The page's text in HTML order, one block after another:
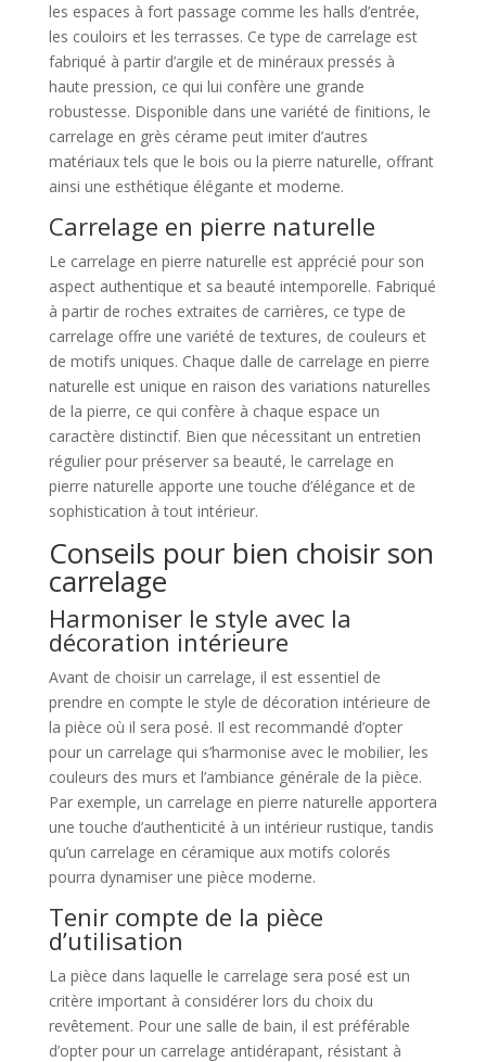
les espaces à fort passage comme les halls d’entrée,
les couloirs et les terrasses. Ce type de carrelage est
fabriqué à partir d’argile et de minéraux pressés à
haute pression, ce qui lui confère une grande
robustesse. Disponible dans une variété de finitions, le
carrelage en grès cérame peut imiter d’autres
matériaux tels que le bois ou la pierre naturelle, offrant
ainsi une esthétique élégante et moderne.
Carrelage en pierre naturelle
Le carrelage en pierre naturelle est apprécié pour son
aspect authentique et sa beauté intemporelle. Fabriqué
à partir de roches extraites de carrières, ce type de
carrelage offre une variété de textures, de couleurs et
de motifs uniques. Chaque dalle de carrelage en pierre
naturelle est unique en raison des variations naturelles
de la pierre, ce qui confère à chaque espace un
caractère distinctif. Bien que nécessitant un entretien
régulier pour préserver sa beauté, le carrelage en
pierre naturelle apporte une touche d’élégance et de
sophistication à tout intérieur.
Conseils pour bien choisir son
carrelage
Harmoniser le style avec la
décoration intérieure
Avant de choisir un carrelage, il est essentiel de
prendre en compte le style de décoration intérieure de
la pièce où il sera posé. Il est recommandé d’opter
pour un carrelage qui s’harmonise avec le mobilier, les
couleurs des murs et l’ambiance générale de la pièce.
Par exemple, un carrelage en pierre naturelle apportera
une touche d’authenticité à un intérieur rustique, tandis
qu’un carrelage en céramique aux motifs colorés
pourra dynamiser une pièce moderne.
Tenir compte de la pièce
d’utilisation
La pièce dans laquelle le carrelage sera posé est un
critère important à considérer lors du choix du
revêtement. Pour une salle de bain, il est préférable
d’opter pour un carrelage antidérapant, résistant à